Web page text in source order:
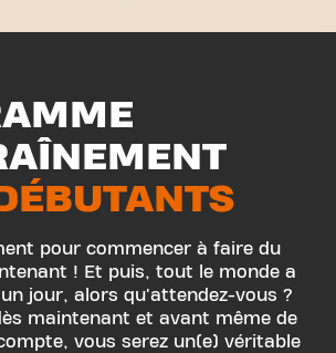
pour commencer à faire du
! Et puis, tout le monde a
jour, alors qu'attendez-vous ?
maintenant et avant même de
vous serez un(e) véritable